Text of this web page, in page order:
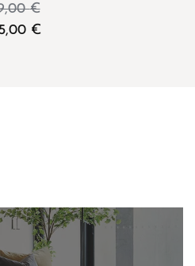
€
€